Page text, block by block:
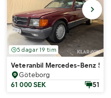
utförande
5 dagar 19 tim
Veteranbil Mercedes-Benz 500
Göteborg
61 000 SEK
51